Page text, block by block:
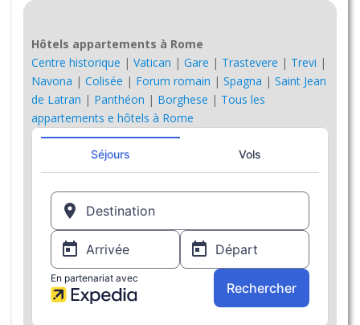
Hôtels appartements à Rome
Centre historique | Vatican | Gare | Trastevere | Trevi |
Navona | Colisée | Forum romain | Spagna | Saint Jean
de Latran | Panthéon | Borghese | Tous les
appartements e hôtels à Rome